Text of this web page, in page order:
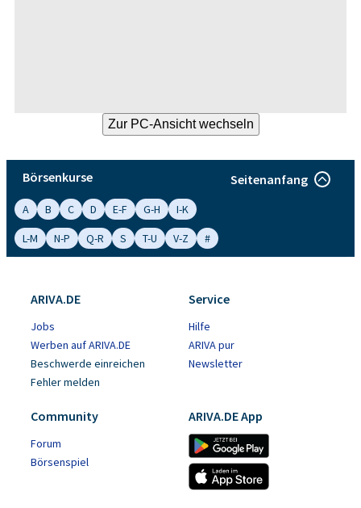
Börsenkurse Seitenanfang
A B C D E-F G-H
I-K
L-M
N-P Q-R S T-U V-Z #
ARIVA.DE
Jobs
Werben auf ARIVA.DE
Beschwerde einreichen
Fehler melden
Service
Hilfe
ARIVA pur
Newsletter
Community
Forum
Börsenspiel
ARIVA.DE App